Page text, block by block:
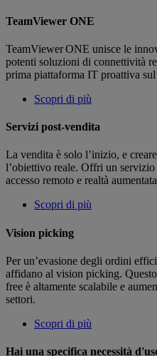
TeamViewer ONE
TeamViewer ONE unisce le
potenti soluzioni di connettività
prima piattaforma IT proattiva sul
Scopri di più
Servizi post-vendita
La vendita è solo l’inizio, e
l’obiettivo reale. Offri un
accesso remoto e realtà
Scopri di più
Vision picking
Per un’evasione degli ordini
affidano al vision picking.
free è altamente scalabile e
settori.
Scopri di più
Hai una specifica necessità